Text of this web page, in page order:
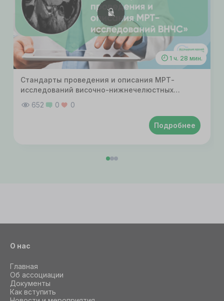
1 ч. 28 мин.
Стандарты проведения и описания МРТ-
исследований височно-нижнечелюстных
суставов
652 0 0
Подробнее
О нас
Главная
Об ассоциации
Документы
Как вступить